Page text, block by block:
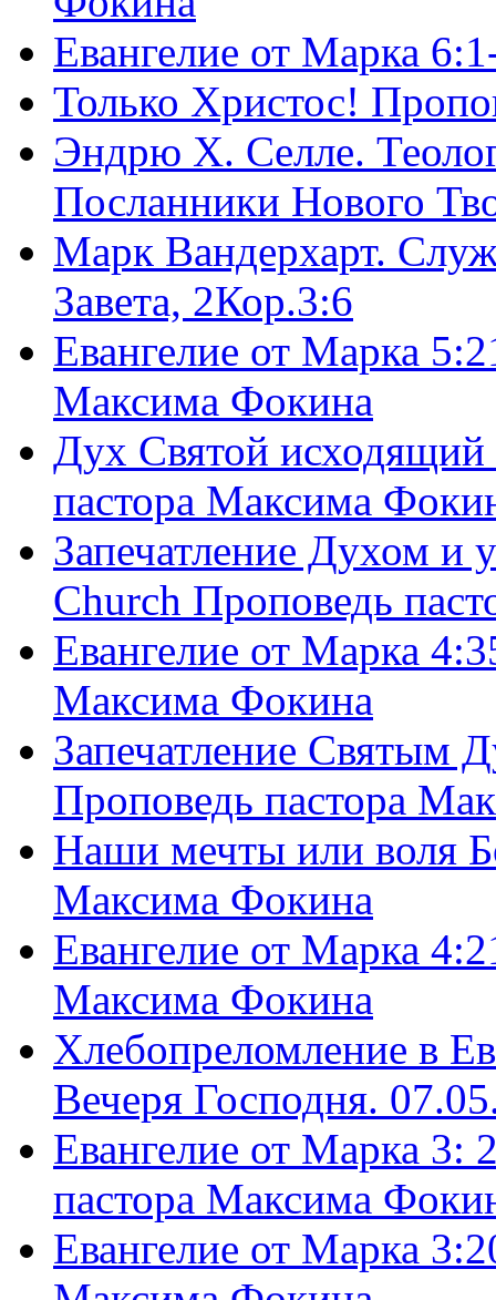
Евангелие от Марка
Только Христос!
Эндрю Х. Селле.
Посланники Нового
Марк Вандерхарт.
Завета, 2Кор.3:6
Евангелие от Марка
Максима Фокина
Дух Святой
пастора Максима
Запечатление Духом и
Church Проповедь
Евангелие от Марка
Максима Фокина
Запечатление Святым
Проповедь пастора
Наши мечты или воля
Максима Фокина
Евангелие от Марка
Максима Фокина
Хлебопреломление в
Вечеря Господня.
Евангелие от Марка 3:
пастора Максима
Евангелие от Марка